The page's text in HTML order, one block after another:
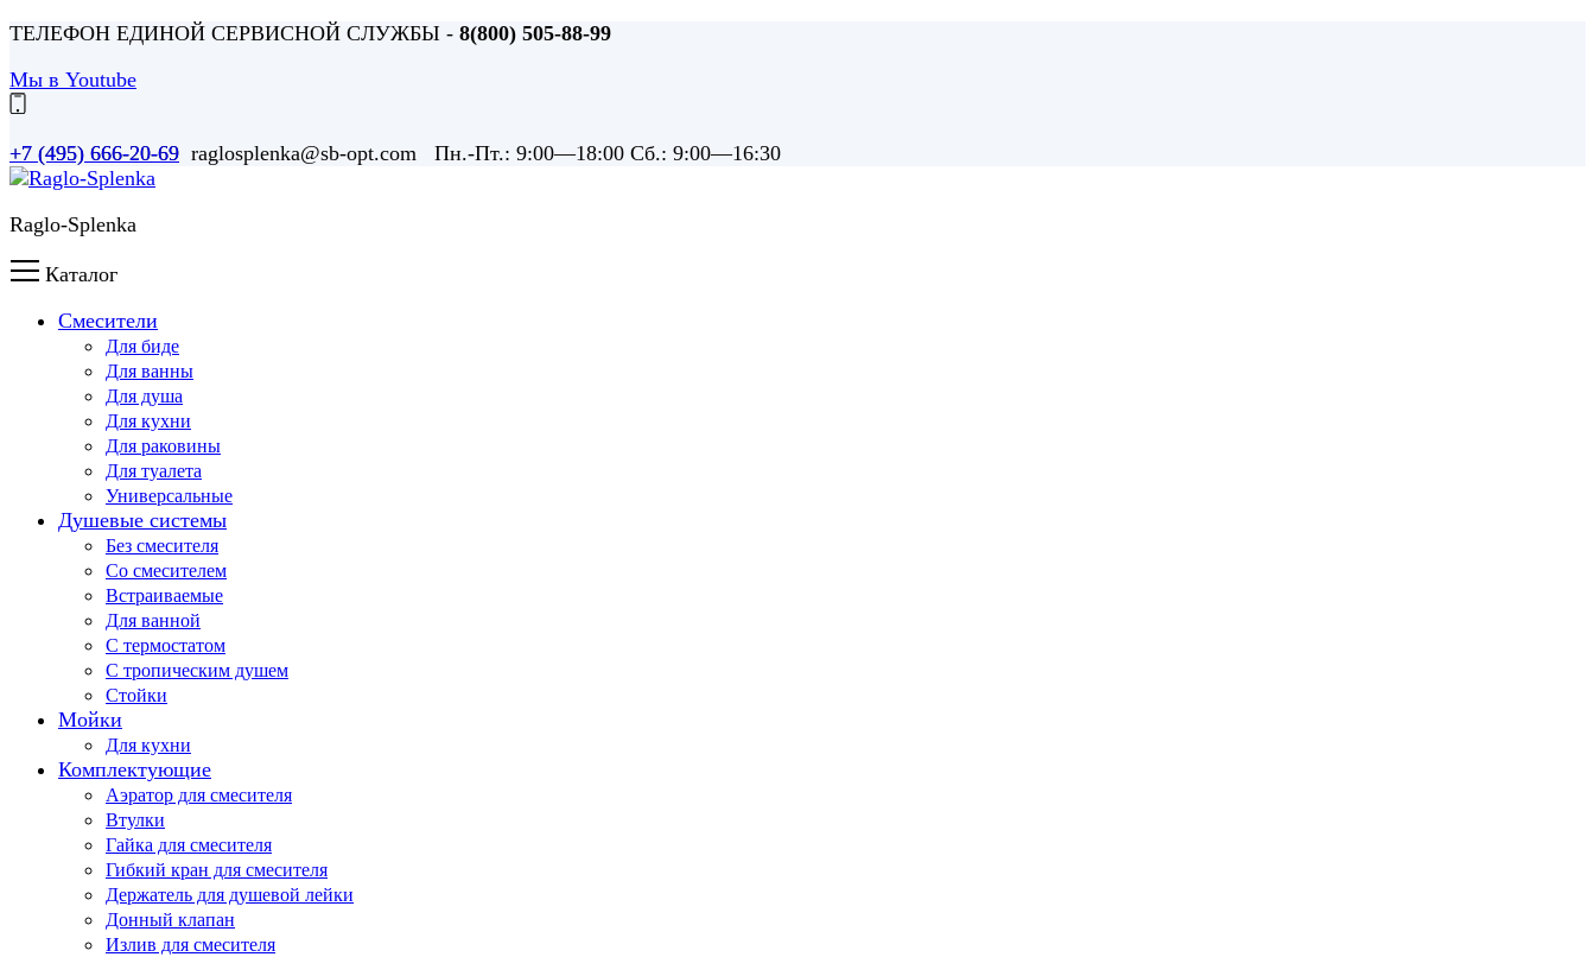
ТЕЛЕФОН ЕДИНОЙ СЕРВИСНОЙ СЛУЖБЫ - 8(800) 505-88-99
Мы в Youtube
+7 (495) 666-20-69 raglosplenka@sb-opt.com Пн.-Пт.: 9:00—18:00 Сб.: 9:00—16:30
+7 (495) 666-20-69
Raglo-Splenka
Каталог
Смесители
Для биде
Для ванны
Для душа
Для кухни
Для раковины
Для туалета
Универсальные
Душевые системы
Без смесителя
Со смесителем
Встраиваемые
Для ванной
С термостатом
С тропическим душем
Стойки
Мойки
Для кухни
Комплектующие
Аэратор для смесителя
Втулки
Гайка для смесителя
Гибкий кран для смесителя
Держатель для душевой лейки
Донный клапан
Излив для смесителя